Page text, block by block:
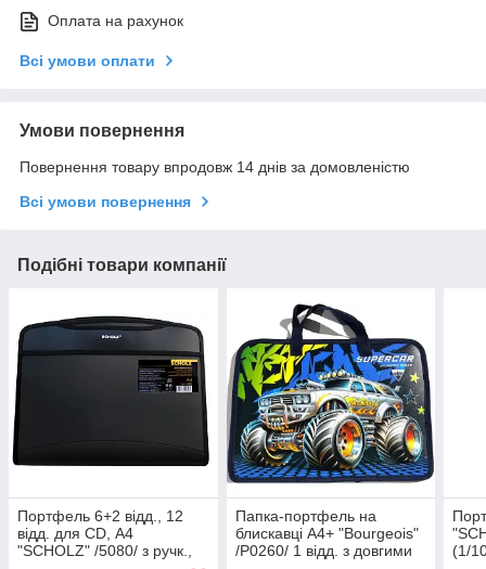
Оплата на рахунок
Всі умови оплати
Умови повернення
Повернення товару впродовж 14 днів за домовленістю
Всі умови повернення
Подібні товари компанії
Портфель 6+2 відд., 12
відд. для CD, А4
"SCHOLZ" /5080/ з ручк.,
Папка-портфель на
блискавці А4+ "Bourgeois"
/Р0260/ 1 відд. з довгими
(1/